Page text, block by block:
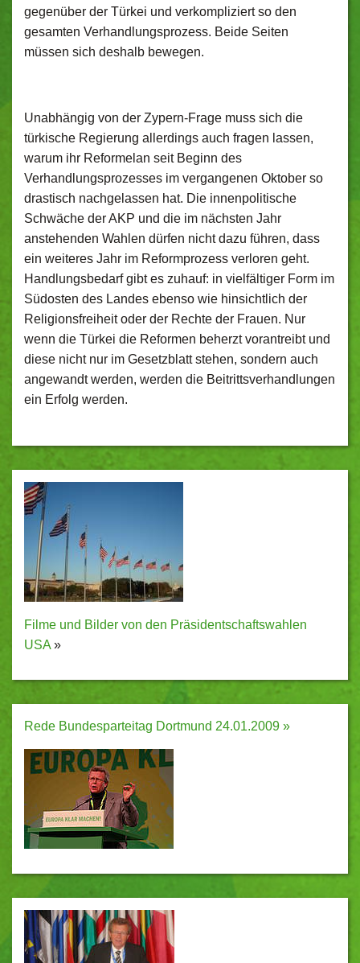
gegenüber der Türkei und verkompliziert so den
gesamten Verhandlungsprozess. Beide Seiten
müssen sich deshalb bewegen.
Unabhängig von der Zypern-Frage muss sich die
türkische Regierung allerdings auch fragen lassen,
warum ihr Reformelan seit Beginn des
Verhandlungsprozesses im vergangenen Oktober so
drastisch nachgelassen hat. Die innenpolitische
Schwäche der AKP und die im nächsten Jahr
anstehenden Wahlen dürfen nicht dazu führen, dass
ein weiteres Jahr im Reformprozess verloren geht.
Handlungsbedarf gibt es zuhauf: in vielfältiger Form im
Südosten des Landes ebenso wie hinsichtlich der
Religionsfreiheit oder der Rechte der Frauen. Nur
wenn die Türkei die Reformen beherzt vorantreibt und
diese nicht nur im Gesetzblatt stehen, sondern auch
angewandt werden, werden die Beitrittsverhandlungen
ein Erfolg werden.
Filme und Bilder von den Präsidentschaftswahlen
USA »
Rede Bundesparteitag Dortmund 24.01.2009 »